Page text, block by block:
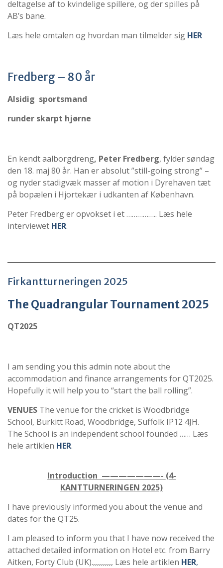
deltagelse af to kvindelige spillere, og der spilles på
AB’s bane.
Læs hele omtalen og hvordan man tilmelder sig HER
Fredberg – 80 år
Alsidig sportsmand
runder skarpt hjørne
En kendt aalborgdreng, Peter Fredberg, fylder søndag
den 18. maj 80 år. Han er absolut ”still-going strong” –
og nyder stadigvæk masser af motion i Dyrehaven tæt
på bopælen i Hjortekær i udkanten af København.
Peter Fredberg er opvokset i et …………….. Læs hele
interviewet HER.
Firkantturneringen 2025
The Quadrangular Tournament 2025
QT2025
I am sending you this admin note about the
accommodation and finance arrangements for QT2025.
Hopefully it will help you to “start the ball rolling”.
VENUES The venue for the cricket is Woodbridge
School, Burkitt Road, Woodbridge, Suffolk IP12 4JH.
The School is an independent school founded …… Læs
hele artiklen HER.
Introduction ———————- (4-
KANTTURNERINGEN 2025)
I have previously informed you about the venue and
dates for the QT25.
I am pleased to inform you that I have now received the
attached detailed information on Hotel etc. from Barry
Aitken, Forty Club (UK).,,,,,,,,,, Læs hele artiklen HER,